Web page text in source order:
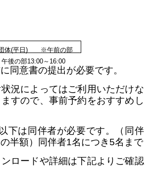
団体(平日) ※午前の部
後の部13:00～16:00
同意書の提出が必要です。
況によってはご利用いただけな
すので、事前予約をおすすめし
下は同伴者が必要です。（同伴
半額）同伴者1名につき5名まで
ロードや詳細は下記よりご確認